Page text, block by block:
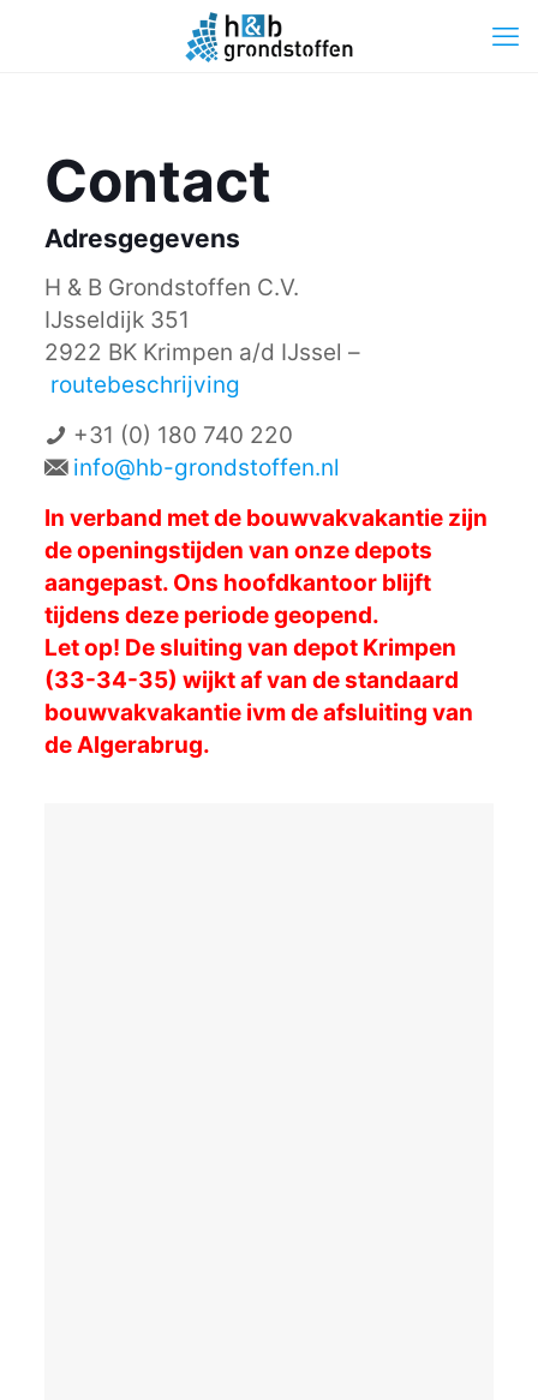
Contact
Adresgegevens
H & B Grondstoffen C.V.
IJsseldijk 351
2922 BK Krimpen a/d IJssel –
routebeschrijving
+31 (0) 180 740 220
info@hb-grondstoffen.nl
In verband met de bouwvakvakantie zijn
de openingstijden van onze depots
aangepast. Ons hoofdkantoor blijft
tijdens deze periode geopend.
Let op! De sluiting van depot Krimpen
(33-34-35) wijkt af van de standaard
bouwvakvakantie ivm de afsluiting van
de Algerabrug.